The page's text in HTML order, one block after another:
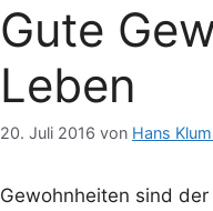
Gute
Leben
20. Juli 2016 von Hans
Gewohnheiten sind